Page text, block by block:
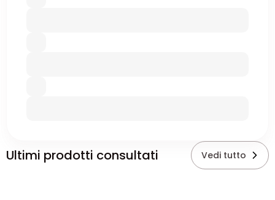
Ultimi prodotti consultati Vedi tutto